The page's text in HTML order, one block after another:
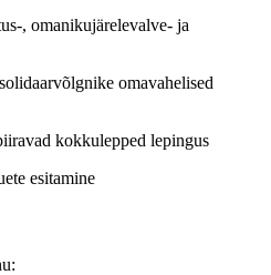
, omanikujärelevalve- ja
omavahelised
kokkulepped lepingus
esitamine